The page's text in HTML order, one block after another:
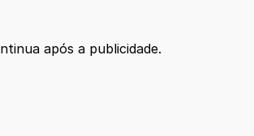
após a publicidade.